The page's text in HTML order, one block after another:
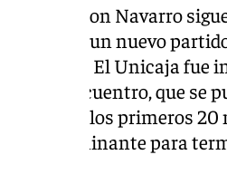
de Ibon Navarro
y firma un nuevo
muy altos. El Unicaja fue
todo el encuentro, que se
puntos en los primeros
fue determinante para